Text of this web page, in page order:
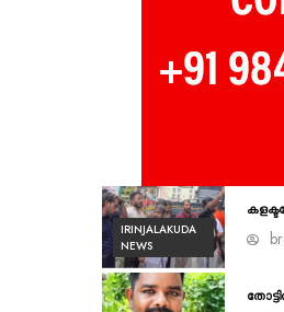
IRINJALAKUDA
NEWS